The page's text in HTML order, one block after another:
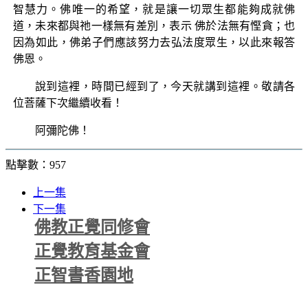
智慧力。佛唯一的希望，就是讓一切眾生都能夠成就佛
道，未來都與祂一樣無有差別，表示 佛於法無有慳貪；也
因為如此，佛弟子們應該努力去弘法度眾生，以此來報答
佛恩。
說到這裡，時間已經到了，今天就講到這裡。敬請各
位菩薩下次繼續收看！
阿彌陀佛！
點擊數：957
上一集
下一集
佛教正覺同修會
正覺教育基金會
正智書香園地